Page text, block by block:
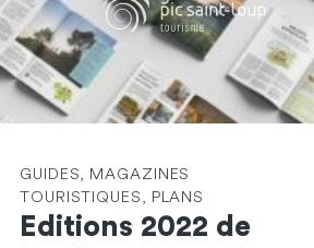
GUIDES, MAGAZINES
TOURISTIQUES, PLANS
Editions 2022 de